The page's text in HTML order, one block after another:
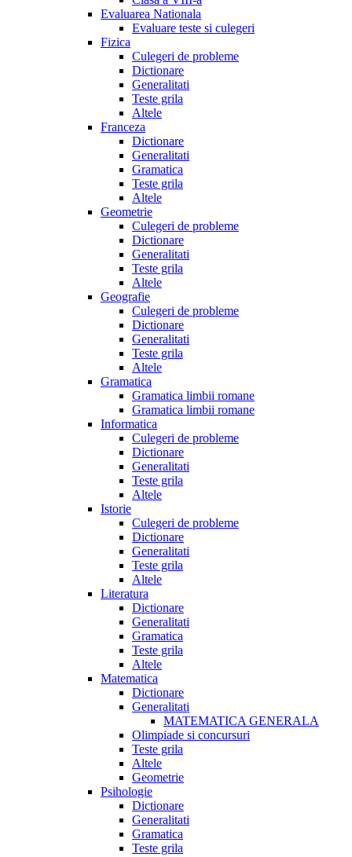
Evaluarea Nationala
Evaluare teste si culegeri
Fizica
Culegeri de probleme
Dictionare
Generalitati
Teste grila
Altele
Franceza
Dictionare
Generalitati
Gramatica
Teste grila
Altele
Geometrie
Culegeri de probleme
Dictionare
Generalitati
Teste grila
Altele
Geografie
Culegeri de probleme
Dictionare
Generalitati
Teste grila
Altele
Gramatica
Gramatica limbii romane
Gramatica limbii romane
Informatica
Culegeri de probleme
Dictionare
Generalitati
Teste grila
Altele
Istorie
Culegeri de probleme
Dictionare
Generalitati
Teste grila
Altele
Literatura
Dictionare
Generalitati
Gramatica
Teste grila
Altele
Matematica
Dictionare
Generalitati
MATEMATICA GENERALA
Olimpiade si concursuri
Teste grila
Altele
Geometrie
Psihologie
Dictionare
Generalitati
Gramatica
Teste grila